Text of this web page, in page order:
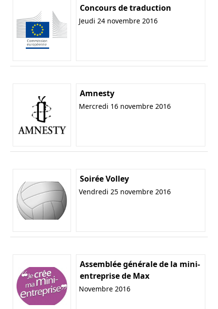
Concours de traduction
Jeudi 24 novembre 2016
Amnesty
Mercredi 16 novembre 2016
Soirée Volley
Vendredi 25 novembre 2016
Assemblée générale de la mini-
entreprise de Max
Novembre 2016